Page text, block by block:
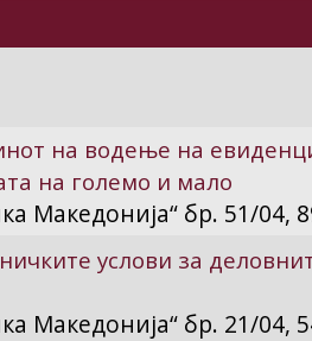
на водење на
на големо и мало
Македонија“ бр. 51/04,
услови за
Македонија“ бр. 21/04,